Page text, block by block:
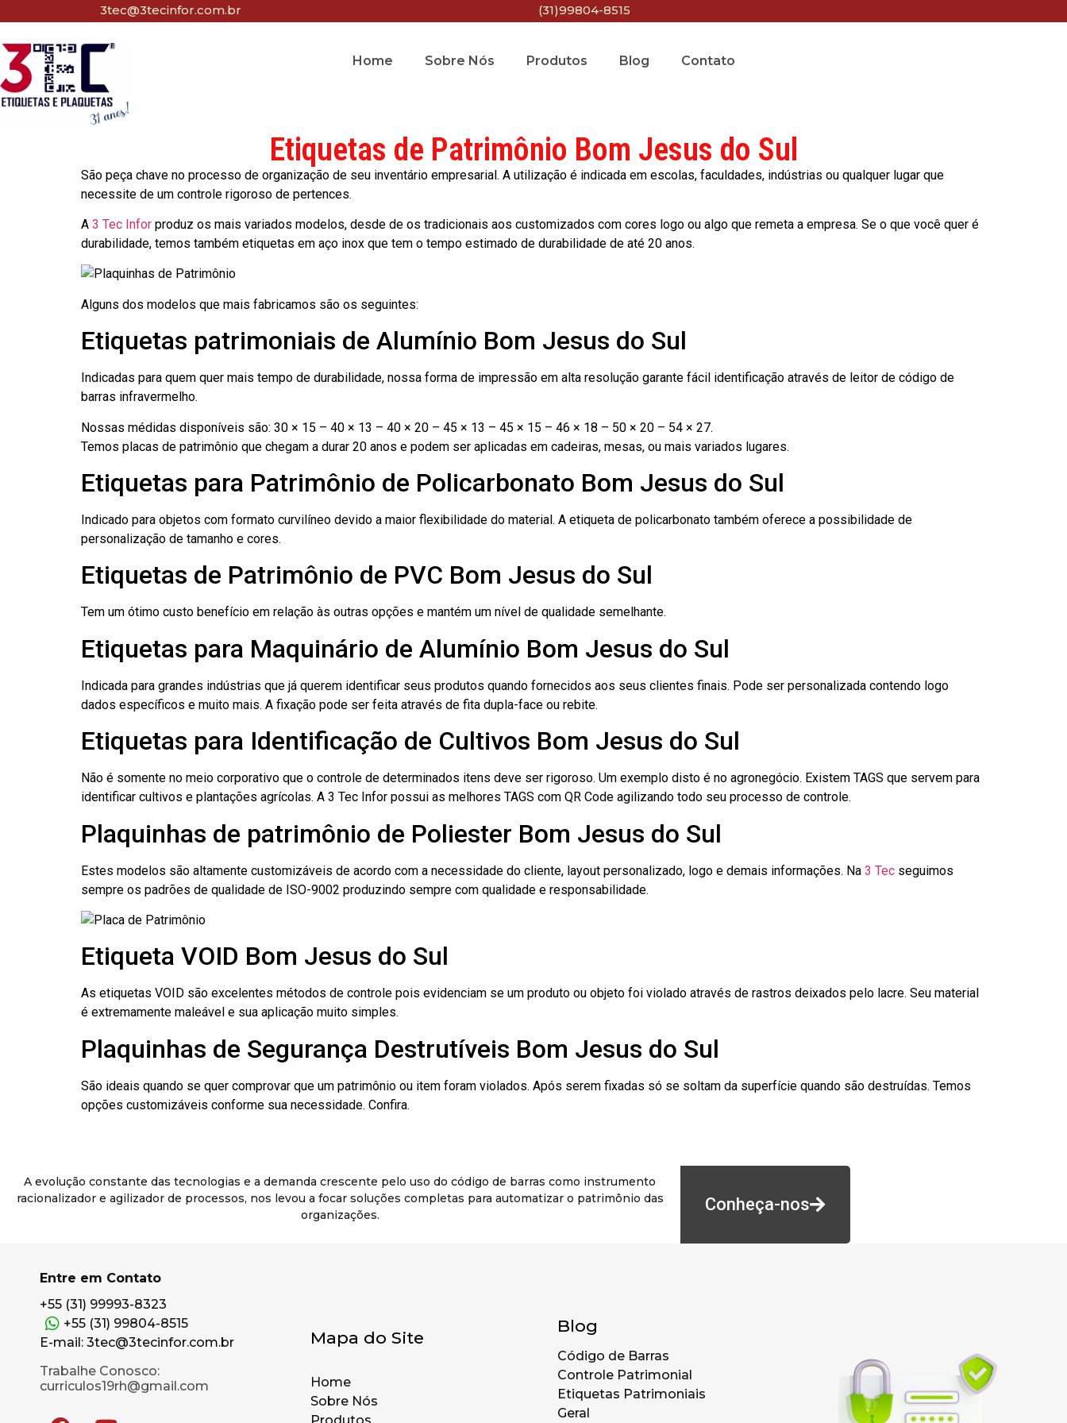
3tec@3tecinfor.com.br (31)99804-8515
Home Sobre Nós Produtos Blog Contato
Etiquetas de Patrimônio Bom Jesus do Sul
São peça chave no processo de organização de seu inventário empresarial. A utilização é indicada em escolas, faculdades, indústrias ou qualquer lugar que
necessite de um controle rigoroso de pertences.
A 3 Tec Infor produz os mais variados modelos, desde de os tradicionais aos customizados com cores logo ou algo que remeta a empresa. Se o que você quer é
durabilidade, temos também etiquetas em aço inox que tem o tempo estimado de durabilidade de até 20 anos.
Alguns dos modelos que mais fabricamos são os seguintes:
Etiquetas patrimoniais de Alumínio Bom Jesus do Sul
Indicadas para quem quer mais tempo de durabilidade, nossa forma de impressão em alta resolução garante fácil identificação através de leitor de código de
barras infravermelho.
Nossas médidas disponíveis são: 30 × 15 – 40 × 13 – 40 × 20 – 45 × 13 – 45 × 15 – 46 × 18 – 50 × 20 – 54 × 27.
Temos placas de patrimônio que chegam a durar 20 anos e podem ser aplicadas em cadeiras, mesas, ou mais variados lugares.
Etiquetas para Patrimônio de Policarbonato Bom Jesus do Sul
Indicado para objetos com formato curvilíneo devido a maior flexibilidade do material. A etiqueta de policarbonato também oferece a possibilidade de
personalização de tamanho e cores.
Etiquetas de Patrimônio de PVC Bom Jesus do Sul
Tem um ótimo custo benefício em relação às outras opções e mantém um nível de qualidade semelhante.
Etiquetas para Maquinário de Alumínio Bom Jesus do Sul
Indicada para grandes indústrias que já querem identificar seus produtos quando fornecidos aos seus clientes finais. Pode ser personalizada contendo logo
dados específicos e muito mais. A fixação pode ser feita através de fita dupla-face ou rebite.
Etiquetas para Identificação de Cultivos Bom Jesus do Sul
Não é somente no meio corporativo que o controle de determinados itens deve ser rigoroso. Um exemplo disto é no agronegócio. Existem TAGS que servem para
identificar cultivos e plantações agrícolas. A 3 Tec Infor possui as melhores TAGS com QR Code agilizando todo seu processo de controle.
Plaquinhas de patrimônio de Poliester Bom Jesus do Sul
Estes modelos são altamente customizáveis de acordo com a necessidade do cliente, layout personalizado, logo e demais informações. Na 3 Tec seguimos
sempre os padrões de qualidade de ISO-9002 produzindo sempre com qualidade e responsabilidade.
Etiqueta VOID Bom Jesus do Sul
As etiquetas VOID são excelentes métodos de controle pois evidenciam se um produto ou objeto foi violado através de rastros deixados pelo lacre. Seu material
é extremamente maleável e sua aplicação muito simples.
Plaquinhas de Segurança Destrutíveis Bom Jesus do Sul
São ideais quando se quer comprovar que um patrimônio ou item foram violados. Após serem fixadas só se soltam da superfície quando são destruídas. Temos
opções customizáveis conforme sua necessidade. Confira.
A evolução constante das tecnologias e a demanda crescente pelo uso do código de barras como instrumento
racionalizador e agilizador de processos, nos levou a focar soluções completas para automatizar o patrimônio das
organizações.
Conheça-nos
Entre em Contato
+55 (31) 99993-8323
+55 (31) 99804-8515
E-mail: 3tec@3tecinfor.com.br
Trabalhe Conosco:
curriculos19rh@gmail.com
Mapa do Site
Home
Sobre Nós
Blog
Código de Barras
Controle Patrimonial
Etiquetas Patrimoniais
Geral